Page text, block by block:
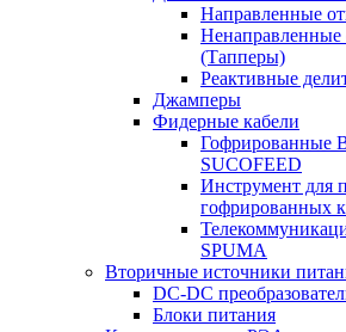
Направленные
Ненаправленные
(Тапперы)
Реактивные
Джамперы
Фидерные кабели
Гофрированные
SUCOFEED
Инструмент для
гофрированных
SPUMA
Вторичные источники
DC-DC
Блоки питания